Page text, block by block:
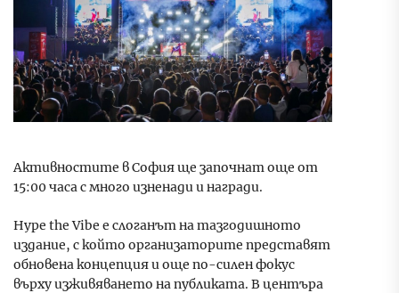
Активностите в София ще започнат още от
15:00 часа с много изненади и награди.
Hype the Vibe е слоганът на тазгодишното
издание, с който организаторите представят
обновена концепция и още по-силен фокус
върху изживяването на публиката. В центъра